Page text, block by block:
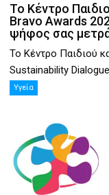
Το Κέντρο
Bravo Awards
ψήφος σας
Το Κέντρο Παιδιού
Sustainability
Υγεία